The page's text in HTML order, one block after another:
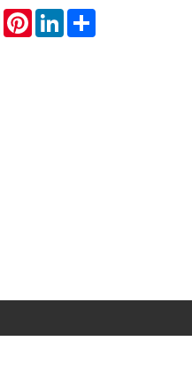
WhatsApp
PinterestLinkedIn